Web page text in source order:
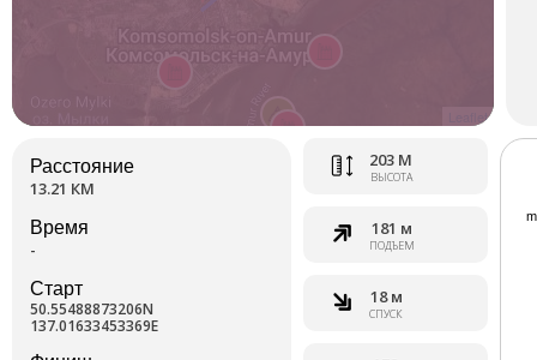
Leaflet
Расстояние
13.21 КМ
Время
-
Старт
50.55488873206N
137.01633453369E
203 М
ВЫСОТА
181 м
ПОДЪЕМ
18 м
СПУСК
m